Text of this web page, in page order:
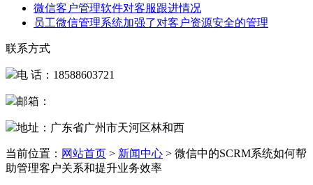
微信客户管理软件对客服跟进情况
员工微信管理系统加强了对客户资源安全的管理
联系方式
电 话：18588603721
邮箱：
地址：广东省广州市天河区林和西
当前位置： 网站首页 > 新闻中心 > 微信中的SCRM系统如何帮
助管理客户关系和提升业务效率